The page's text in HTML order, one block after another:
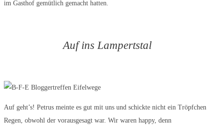
im Gasthof gemütlich gemacht hatten.
Auf ins Lampertstal
Auf geht’s! Petrus meinte es gut mit uns und schickte nicht ein Tröpfchen
Regen, obwohl der vorausgesagt war. Wir waren happy, denn